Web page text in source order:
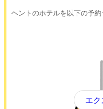
ヘントのホテルを以下の予約
エ